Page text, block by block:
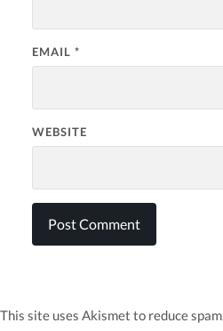
EMAIL *
WEBSITE
This site uses Akismet to reduce spam.